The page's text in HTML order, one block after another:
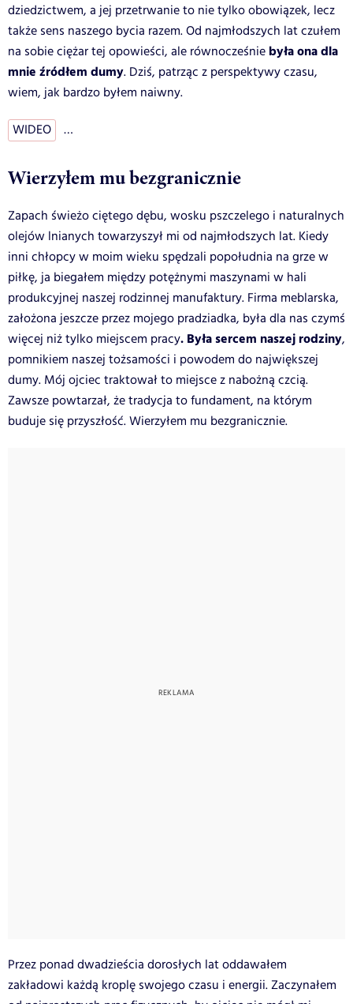
dziedzictwem, a jej przetrwanie to nie tylko obowiązek, lecz
także sens naszego bycia razem. Od najmłodszych lat czułem
na sobie ciężar tej opowieści, ale równocześnie była ona dla
mnie źródłem dumy. Dziś, patrząc z perspektywy czasu,
wiem, jak bardzo byłem naiwny.
WIDEO …
Wierzyłem mu bezgranicznie
Zapach świeżo ciętego dębu, wosku pszczelego i naturalnych
olejów lnianych towarzyszył mi od najmłodszych lat. Kiedy
inni chłopcy w moim wieku spędzali popołudnia na grze w
piłkę, ja biegałem między potężnymi maszynami w hali
produkcyjnej naszej rodzinnej manufaktury. Firma meblarska,
założona jeszcze przez mojego pradziadka, była dla nas czymś
więcej niż tylko miejscem pracy. Była sercem naszej rodziny,
pomnikiem naszej tożsamości i powodem do największej
dumy. Mój ojciec traktował to miejsce z nabożną czcią.
Zawsze powtarzał, że tradycja to fundament, na którym
buduje się przyszłość. Wierzyłem mu bezgranicznie.
Przez ponad dwadzieścia dorosłych lat oddawałem
zakładowi każdą kroplę swojego czasu i energii. Zaczynałem